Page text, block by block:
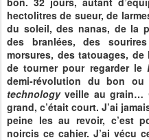
hectolitres de sueur, de
du soleil, des nanas, de la
des branlées, des
morsures, des tatouages, de
de tourner pour regarder le
demi-révolution du bon
technologyveille au grain…
grand, c’était court. J’ai
peine les au revoir, c’est
noircis ce cahier. J’ai vécu